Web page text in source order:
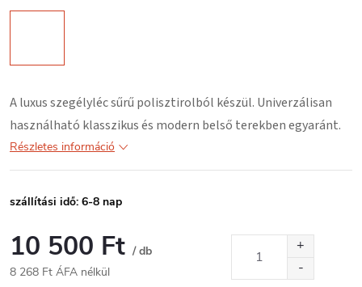
A luxus szegélylécsűrű polisztirolból készül. Univerzálisan
használható klasszikus és modern belső terekben egyaránt.
Részletes információ
szállítási idő: 6-8 nap
10 500 Ft / db
8 268 Ft ÁFA nélkül